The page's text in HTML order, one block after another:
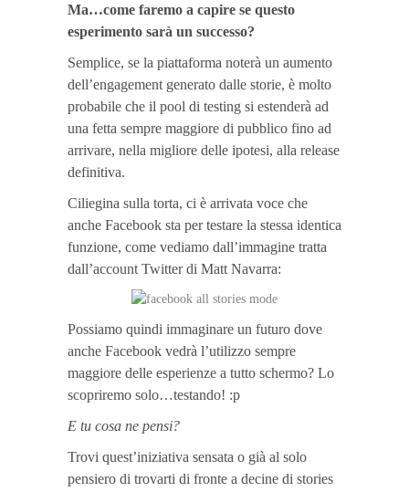
Ma…come faremo a capire se questo
esperimento sarà un successo?
Semplice, se la piattaforma noterà un aumento
dell’engagement generato dalle storie, è molto
probabile che il pool di testing si estenderà ad
una fetta sempre maggiore di pubblico fino ad
arrivare, nella migliore delle ipotesi, alla release
definitiva.
Ciliegina sulla torta, ci è arrivata voce che
anche Facebook sta per testare la stessa identica
funzione, come vediamo dall’immagine tratta
dall’account Twitter di Matt Navarra:
Possiamo quindi immaginare un futuro dove
anche Facebook vedrà l’utilizzo sempre
maggiore delle esperienze a tutto schermo? Lo
scopriremo solo…testando! :p
E tu cosa ne pensi?
Trovi quest’iniziativa sensata o già al solo
pensiero di trovarti di fronte a decine di stories